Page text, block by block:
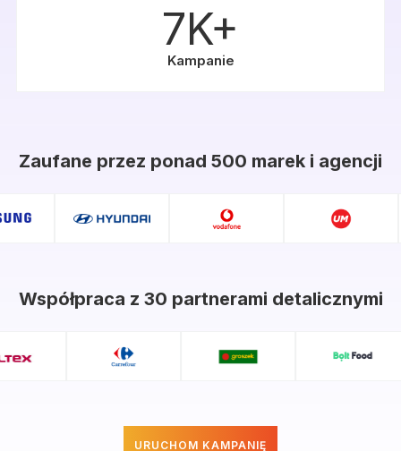
7K+
Kampanie
Zaufane przez ponad 500 marek i agencji
Współpraca z 30 partnerami detalicznymi
URUCHOM KAMPANIĘ